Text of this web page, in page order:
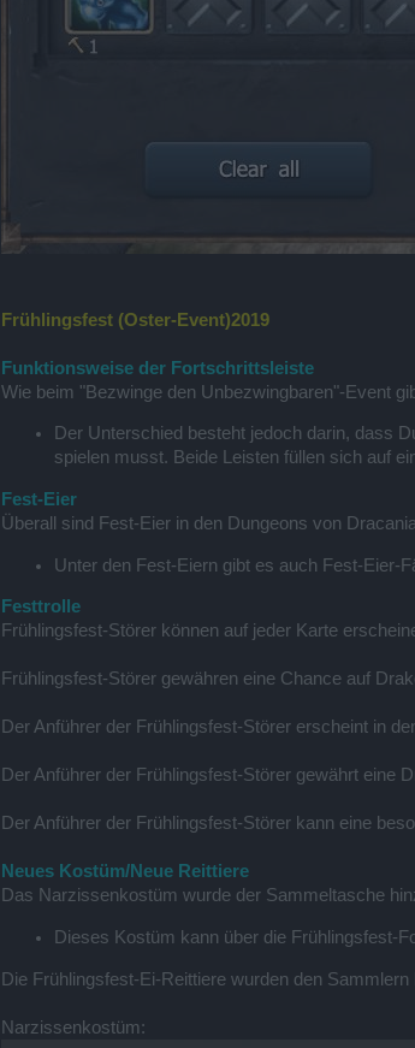
Frühlingsfest (Oster-Event)2019
Funktionsweise der Fortschrittsleiste
Wie beim "Bezwinge den Unbezwingbaren"-Event
Der Unterschied besteht jedoch darin, dass
spielen musst. Beide Leisten füllen sich auf
Fest-Eier
Überall sind Fest-Eier in den Dungeons von
Unter den Fest-Eiern gibt es auch Fest-Eier-
Festtrolle
Frühlingsfest-Störer können auf jeder Karte
Frühlingsfest-Störer gewähren eine Chance auf
Der Anführer der Frühlingsfest-Störer erscheint in
Der Anführer der Frühlingsfest-Störer gewährt eine
Der Anführer der Frühlingsfest-Störer kann eine
Neues Kostüm/Neue Reittiere
Das Narzissenkostüm wurde der Sammeltasche
Dieses Kostüm kann über die Frühlingsfest-
Die Frühlingsfest-Ei-Reittiere wurden den Sammlern
Narzissenkostüm: